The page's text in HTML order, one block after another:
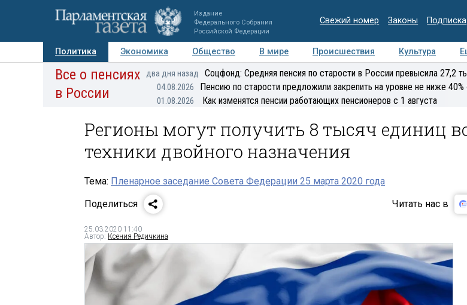
Издание
Федерального Собрания
Российской Федерации
Свежий номер Законы Подписка
Политика Экономика Общество В мире Происшествия Культура
Авторы Персоны Мнения Регионы Медиацентр Интервью
Все о пенсиях
в России
два дня назад Соцфонд: Средняя пенсия по старости в России превысила 27,2
04.08.2026 Пенсию по старости предложили закрепить на уровне не ниже 40%
01.08.2026 Как изменятся пенсии работающих пенсионеров с 1 августа
Регионы могут получить 8 тысяч единиц
техники двойного назначения
Тема: Пленарное заседание Совета Федерации 25 марта 2020 года
Поделиться
Читать нас в
25.03.2020 11:40
Автор: Ксения Редичкина